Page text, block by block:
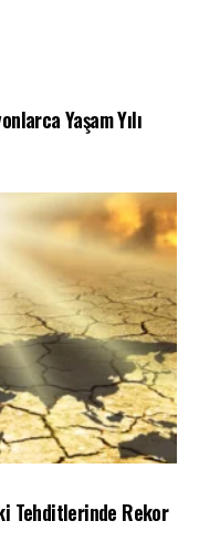
Yaşam Yılı
Tehditlerinde Rekor